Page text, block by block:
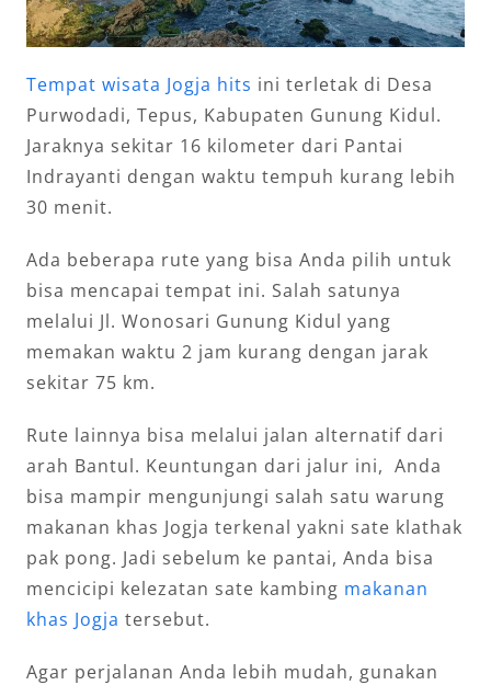
Tempat wisata Jogja hits ini terletak di Desa
Purwodadi, Tepus, Kabupaten Gunung Kidul.
Jaraknya sekitar 16 kilometer dari Pantai
Indrayanti dengan waktu tempuh kurang lebih
30 menit.
Ada beberapa rute yang bisa Anda pilih untuk
bisa mencapai tempat ini. Salah satunya
melalui Jl. Wonosari Gunung Kidul yang
memakan waktu 2 jam kurang dengan jarak
sekitar 75 km.
Rute lainnya bisa melalui jalan alternatif dari
arah Bantul. Keuntungan dari jalur ini, Anda
bisa mampir mengunjungi salah satu warung
makanan khas Jogja terkenal yakni sate klathak
pak pong. Jadi sebelum ke pantai, Anda bisa
mencicipi kelezatan sate kambing makanan
khas Jogja tersebut.
Agar perjalanan Anda lebih mudah, gunakan